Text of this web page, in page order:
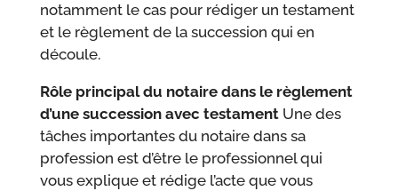
notamment le cas pour rédiger un testament
et le règlement de la succession qui en
découle.
Rôle principal du notaire dans le règlement
d’une succession avec testament Une des
tâches importantes du notaire dans sa
profession est d’être le professionnel qui
vous explique et rédige l’acte que vous